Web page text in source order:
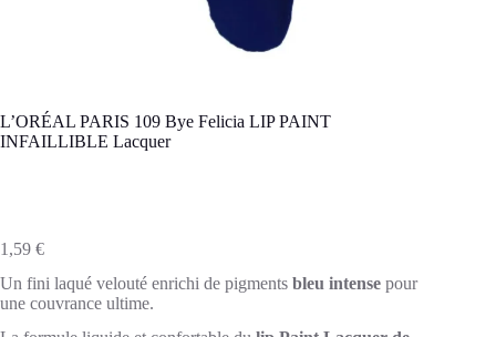
L’ORÉAL PARIS 109 Bye Felicia LIP PAINT
INFAILLIBLE Lacquer
1,59 €
Un fini laqué velouté enrichi de pigments bleu intense pour
une couvrance ultime.